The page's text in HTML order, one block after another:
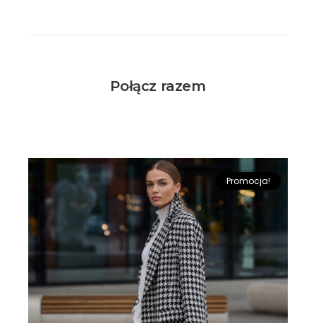
Połącz razem
Promocja!